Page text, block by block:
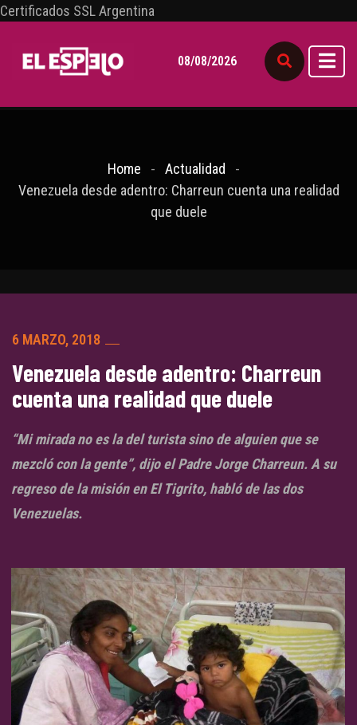
Certificados SSL Argentina
08/08/2026
Home
Actualidad
Venezuela desde adentro: Charreun cuenta una realidad
que duele
6 MARZO, 2018
Venezuela desde adentro: Charreun
cuenta una realidad que duele
“Mi mirada no es la del turista sino de alguien que se
mezcló con la gente”, dijo el Padre Jorge Charreun. A su
regreso de la misión en El Tigrito, habló de las dos
Venezuelas.